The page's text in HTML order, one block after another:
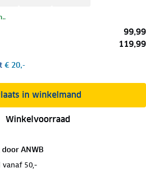
99,99
119,99
€ 20,-
in winkelmand
Winkelvoorraad
door ANWB
50,-